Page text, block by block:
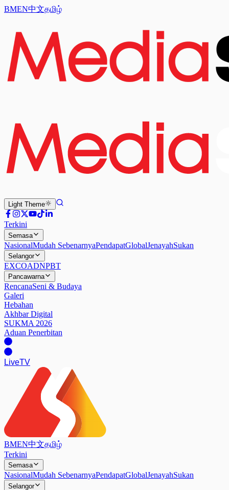
BMEN中文தமிழ்
Light Theme
Terkini
Semasa
NasionalMudah SebenarnyaPendapatGlobalJenayahSukan
Selangor
EXCOADNPBT
Pancawarna
RencanaSeni & Budaya
Galeri
Hebahan
Akhbar Digital
SUKMA 2026
Aduan Penerbitan
LiveTV
BMEN中文தமிழ்
Terkini
Semasa
NasionalMudah SebenarnyaPendapatGlobalJenayahSukan
Selangor